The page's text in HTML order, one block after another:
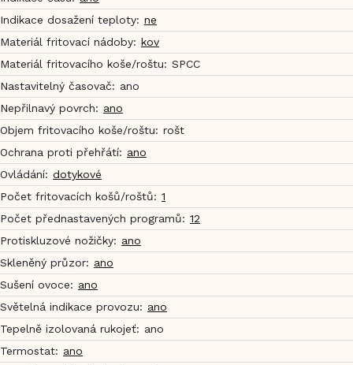
Indikace dosažení teploty: ne
Materiál fritovací nádoby: kov
Materiál fritovacího koše/roštu: SPCC
Nastavitelný časovač: ano
Nepřilnavý povrch: ano
Objem fritovacího koše/roštu: rošt
Ochrana proti přehřátí: ano
Ovládání: dotykové
Počet fritovacích košů/roštů: 1
Počet přednastavených programů: 12
Protiskluzové nožičky: ano
Skleněný průzor: ano
Sušení ovoce: ano
Světelná indikace provozu: ano
Tepelně izolovaná rukojeť: ano
Termostat: ano